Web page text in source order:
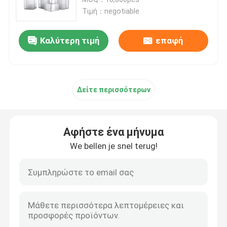
κενό αποσμητικό ραβδί
Καλλυντική συσκευασία μανδρών
Τιμή：negotiable
Καλύτερη τιμή επαφή
Δείτε περισσότερων
Αφήστε ένα μήνυμα
We bellen je snel terug!